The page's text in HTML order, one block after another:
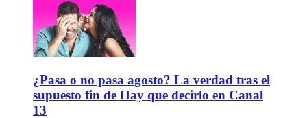
¿Pasa o no pasa agosto? La verdad tras el
supuesto fin de Hay que decirlo en Canal
13